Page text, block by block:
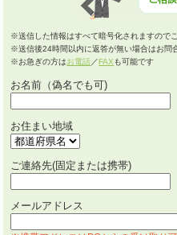
※送信した情報はすべて暗号化されますので
※送信後24時間以内に返答が無い場合はお問
※お急ぎの方はお電話 ／FAX も可能です
お名前（偽名でも可)
お住まい地域
ご連絡先(固定または携帯)
メールアドレス